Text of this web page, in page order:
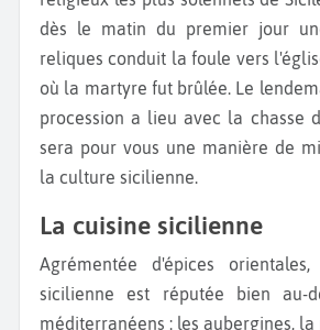
dès le matin du premier jour
reliques conduit la foule vers
où la martyre fut brûlée. Le
procession a lieu avec la chasse
sera pour vous une manière de
la culture sicilienne.
La cuisine sicilienne
Agrémentée d'épices orientales, la gastronomie
sicilienne est réputée bien au-
méditerranéens : les aubergines,